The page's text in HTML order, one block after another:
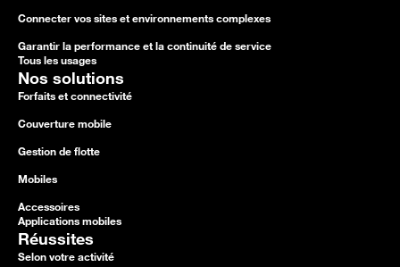
Connecter vos sites et environnements complexes
Garantir la performance et la continuité de service
Tous les usages
Nos solutions
Forfaits et connectivité
Couverture mobile
Gestion de flotte
Mobiles
Accessoires
Applications mobiles
Réussites
Selon votre activité